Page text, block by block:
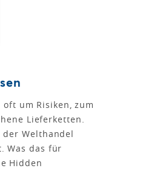
um Risiken, zum
Lieferketten.
Welthandel
Was das für
Hidden